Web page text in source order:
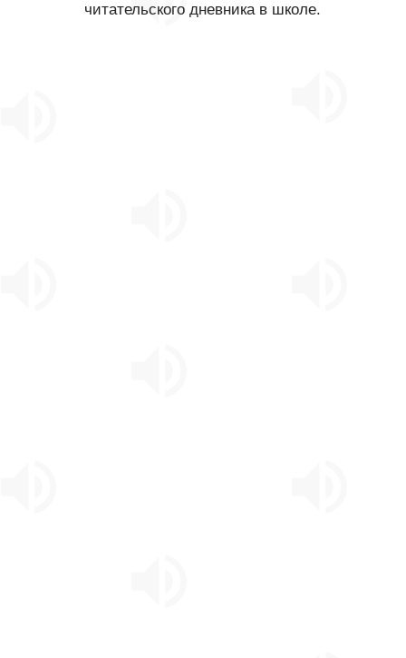
читательского дневника в школе.